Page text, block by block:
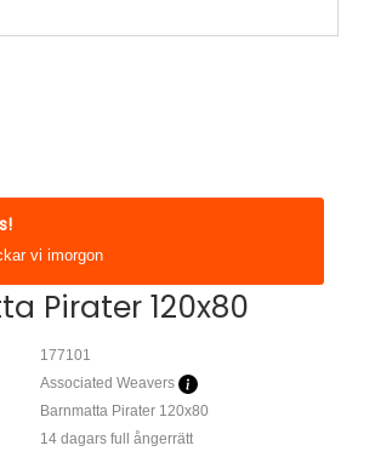
vi imorgon
Pirater 120x80
177101
Associated Weavers
Barnmatta Pirater 120x80
14 dagars full ångerrätt